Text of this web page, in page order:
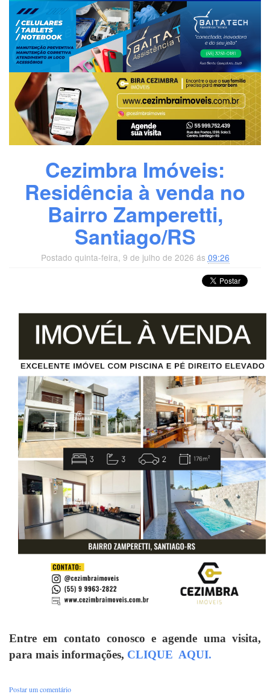
Cezimbra Imóveis:
Residência à venda no
Bairro Zamperetti,
Santiago/RS
Postado quinta-feira, 9 de julho de 2026 ás 09:26
Entre em contato conosco e agende uma visita,
para mais informações, CLIQUE AQUI.
Postar um comentário